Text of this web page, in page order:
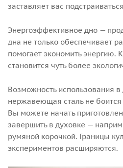
заставляет вас
Энергоэффективное дно —
дна не только обеспечивает
помогает экономить энергию.
становится чуть более
Возможность использования
нержавеющая сталь не
Вы можете начать
завершить в духовке —
румяной корочкой. Границы
экспериментов расширяются.